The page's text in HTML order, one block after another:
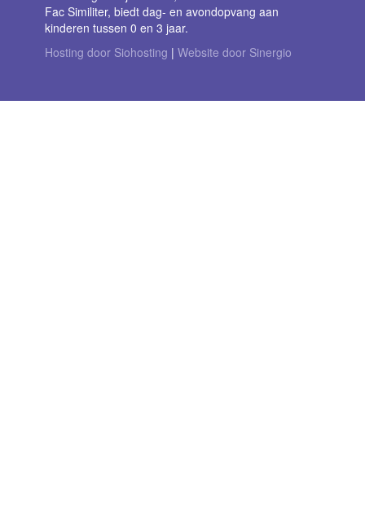
Fac Similiter, biedt dag- en avondopvang aan
kinderen tussen 0 en 3 jaar.
Hosting door Siohosting | Website door Sinergio